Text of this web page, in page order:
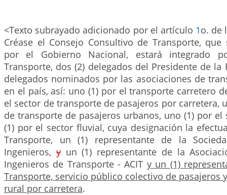
<Texto subrayado adicionado por el artículo 1o. de
Créase el Consejo Consultivo de Transporte, que
por el Gobierno Nacional, estará integrado
Transporte, dos (2) delegados del Presidente de la
delegados nominados por las asociaciones de
en el país, así: uno (1) por el transporte carretero
el sector de transporte de pasajeros por carretera,
de transporte de pasajeros urbanos, uno (1) por
(1) por el sector fluvial, cuya designación la
Transporte, un (1) representante de la
Ingenieros,yun (1) representante de la
Ingenieros de Transporte - ACIT y un (1)
Transporte, servicio público colectivo de pasajeros
rural por carretera.